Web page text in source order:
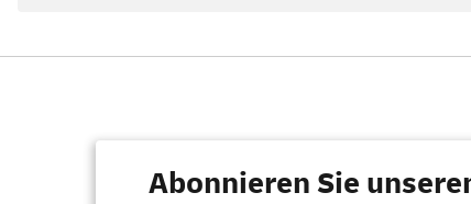
Abonnieren Sie